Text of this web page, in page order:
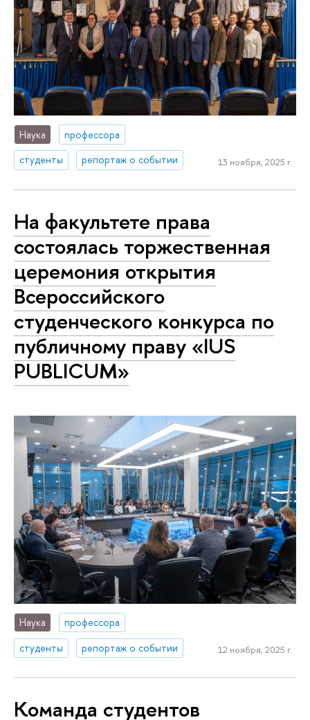
Наука
профессора
студенты
репортаж о событии 13 ноября, 2025 г.
На факультете права
состоялась торжественная
церемония открытия
Всероссийского
студенческого конкурса по
публичному праву «IUS
PUBLICUM»
Наука
профессора
студенты
репортаж о событии 12 ноября, 2025 г.
Команда студентов